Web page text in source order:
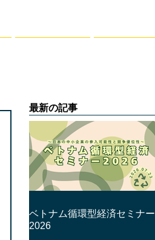
最新の記事
ベトナム循環型経済セミナー
2026